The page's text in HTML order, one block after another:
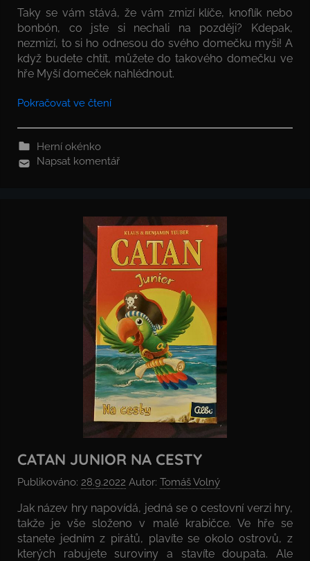
Taky se vám stává, že vám zmizí klíče, knoflík nebo
bonbón, co jste si nechali na později? Kdepak,
nezmizí, to si ho odnesou do svého domečku myši! A
když budete chtít, můžete do takového domečku ve
hře Myší domeček nahlédnout.
Pokračovat ve čtení
Herní okénko
Napsat komentář
CATAN JUNIOR NA CESTY
Publikováno: 28.9.2022 Autor: Tomáš Volný
Jak název hry napovídá, jedná se o cestovní verzi hry,
takže je vše složeno v malé krabičce. Ve hře se
stanete jedním z pirátů, plavíte se okolo ostrovů, z
kterých rabujete suroviny a stavíte doupata. Ale